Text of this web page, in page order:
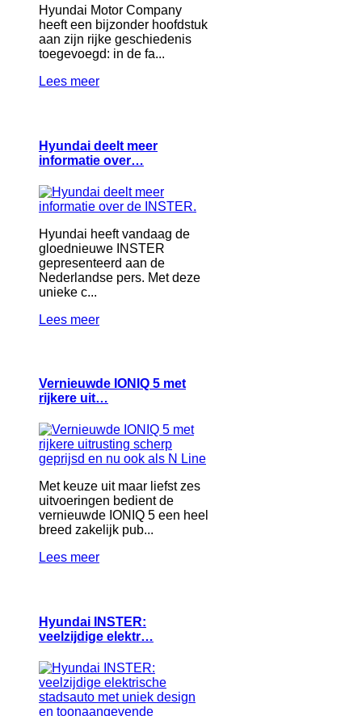
Hyundai Motor Company
heeft een bijzonder hoofdstuk
aan zijn rijke geschiedenis
toegevoegd: in de fa...
Lees meer
Hyundai deelt meer
informatie over…
Hyundai heeft vandaag de
gloednieuwe INSTER
gepresenteerd aan de
Nederlandse pers. Met deze
unieke c...
Lees meer
Vernieuwde IONIQ 5 met
rijkere uit…
Met keuze uit maar liefst zes
uitvoeringen bedient de
vernieuwde IONIQ 5 een heel
breed zakelijk pub...
Lees meer
Hyundai INSTER:
veelzijdige elektr…